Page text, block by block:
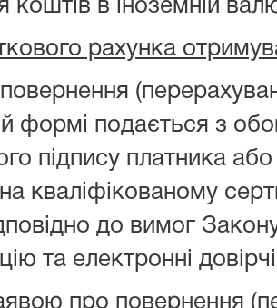
коштів в іноземній
рахунка
формі подається з
підпису платника
кваліфікованому
до вимог
та електронні
про повернення